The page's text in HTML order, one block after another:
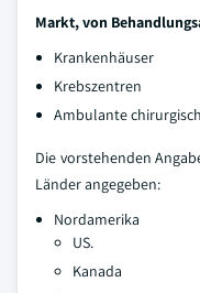
Markt, von
Krankenhäuser
Krebszentren
Ambulante
Die vorstehenden
Länder angegeben:
Nordamerika
US.
Kanada